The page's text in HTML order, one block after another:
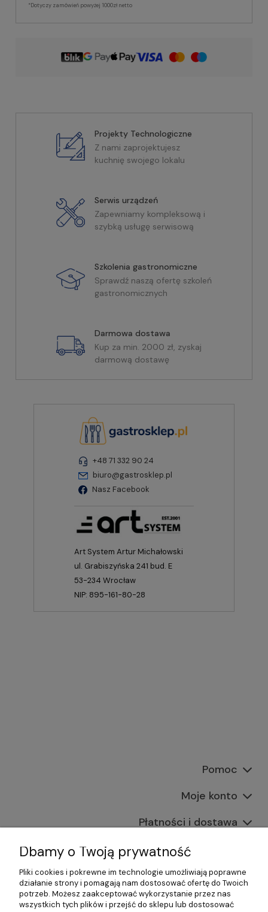
*Dotyczy zamówień powyżej 1000zł netto
Projekty Technologiczne
Z nami zaprojektujesz
kuchnię swojego lokalu
Serwis urządzeń
Zapewniamy kompleksową i
szybką usługę serwisową
Szkolenia gastronomiczne
Sprawdź naszą ofertę szkoleń
gastronomicznych
Darmowa dostawa
Kup za min. 2000 zł, zyskaj
darmową dostawę
+48 71 332 90 24
biuro@gastrosklep.pl
Nasz Facebook
Art System Artur Michałowski
ul. Grabiszyńska 241 bud. E
53-234 Wrocław
NIP: 895-161-80-28
Pomoc
Moje konto
Płatności i dostawa
Informacje
O nas
Dbamy o Twoją prywatność
Pliki cookies i pokrewne im technologie umożliwiają poprawne
działanie strony i pomagają nam dostosować ofertę do Twoich
potrzeb. Możesz zaakceptować wykorzystanie przez nas
wszystkich tych plików i przejść do sklepu lub dostosować